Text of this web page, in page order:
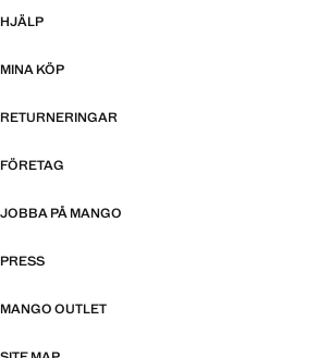
HJÄLP
MINA KÖP
RETURNERINGAR
FÖRETAG
JOBBA PÅ MANGO
PRESS
MANGO OUTLET